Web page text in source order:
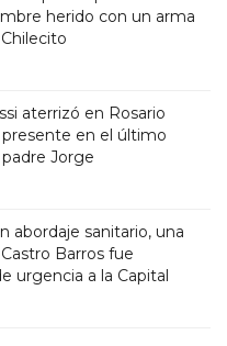
herido con un arma
aterrizó en Rosario
presente en el último
Jorge
abordaje sanitario, una
Barros fue
urgencia a la Capital